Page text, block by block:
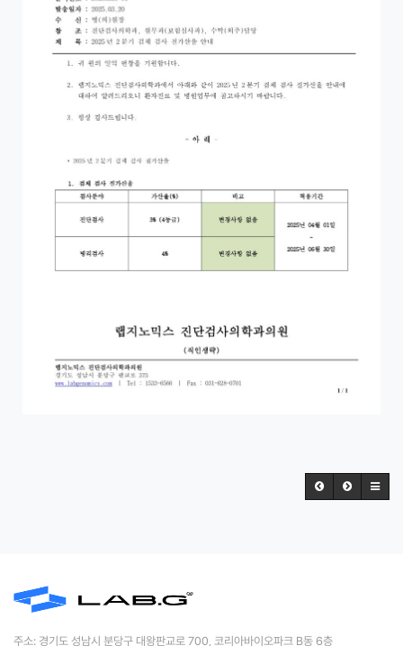
주소: 경기도 성남시 분당구 대왕판교로 700, 코리아바이오파크 B동 6층